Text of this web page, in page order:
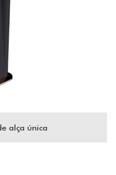
alça única